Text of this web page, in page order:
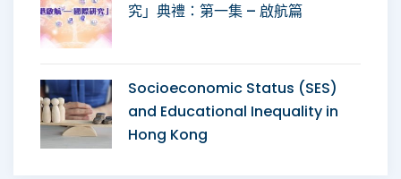
究」典禮：第一集 – 啟航篇
Socioeconomic Status (SES)
and Educational Inequality in
Hong Kong